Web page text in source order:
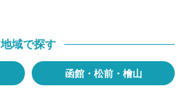
地域で探す
函館・松前・檜山